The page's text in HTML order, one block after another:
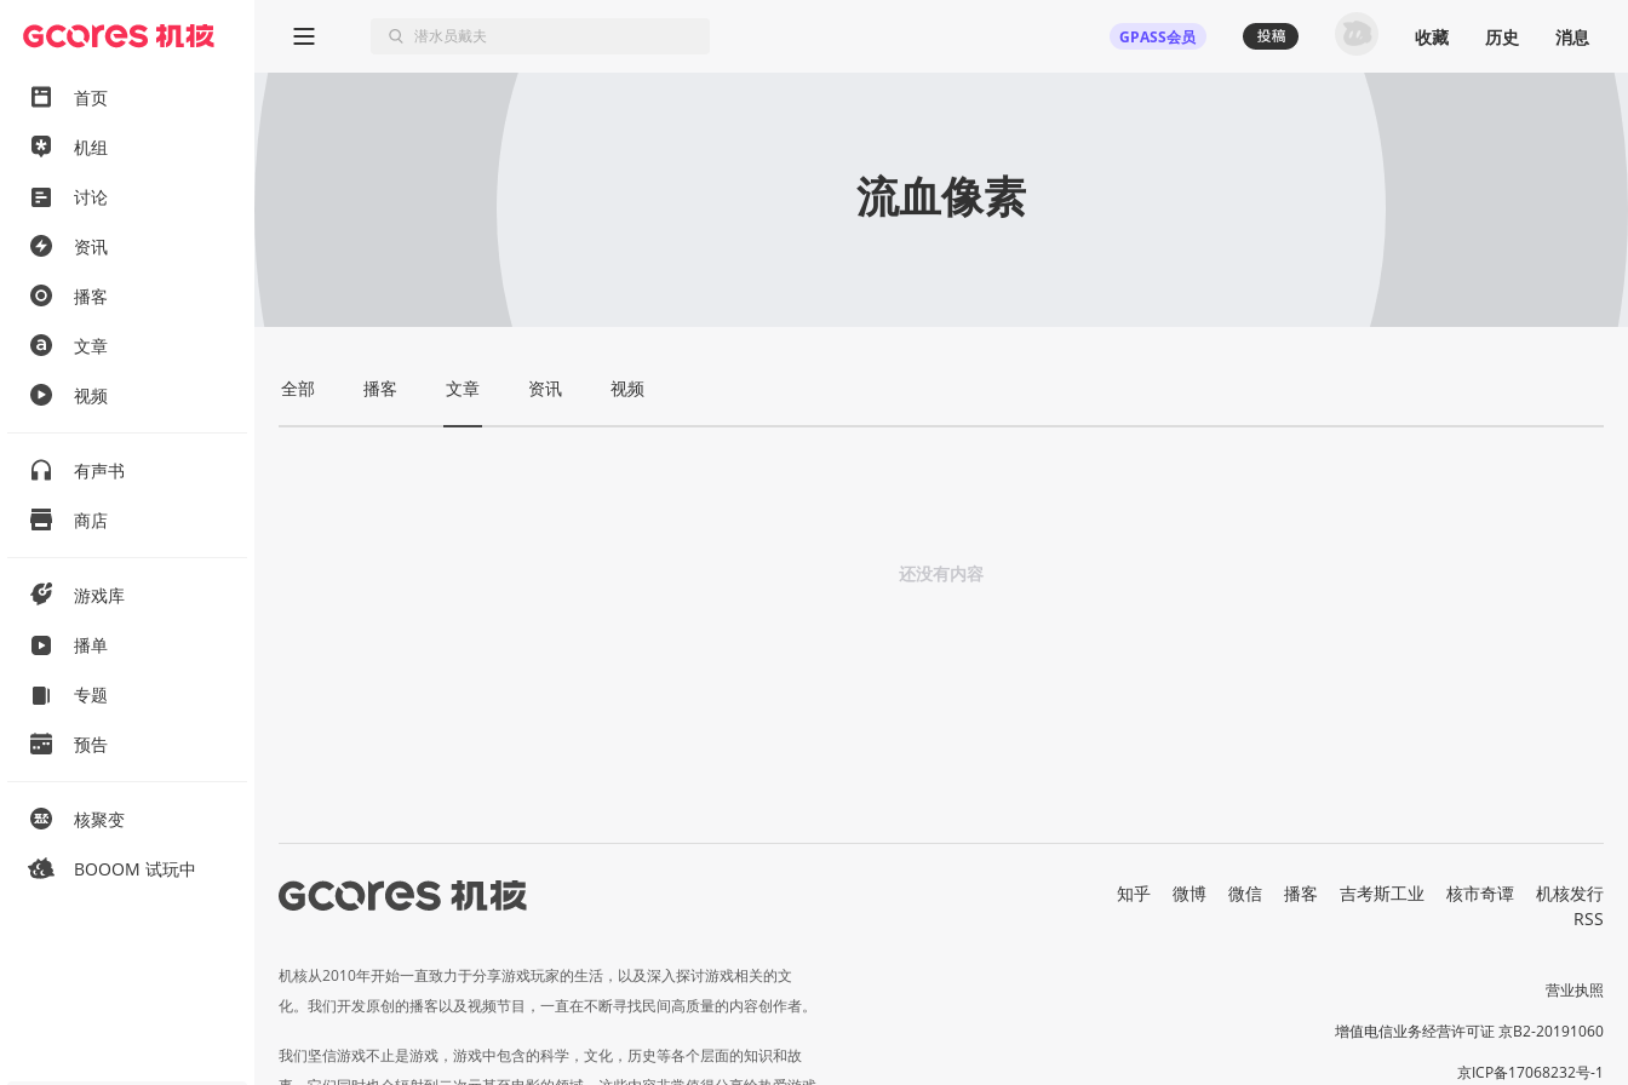
首页
机组
讨论
资讯
播客
文章
视频
有声书
商店
游戏库
播单
专题
预告
核聚变
BOOOM 试玩中
GPASS会员 收藏 历史 消息
流血像素
全部 播客 文章 资讯 视频
还没有内容
机核从2010年开始一直致力于分享游戏玩家的生活，以及深入探讨游戏相关的文
化。我们开发原创的播客以及视频节目，一直在不断寻找民间高质量的内容创作者。
我们坚信游戏不止是游戏，游戏中包含的科学，文化，历史等各个层面的知识和故
知乎 微博 微信 播客 吉考斯工业 核市奇谭
机核发行
RSS
营业执照
增值电信业务经营许可证 京B2-20191060
京ICP备17068232号-1